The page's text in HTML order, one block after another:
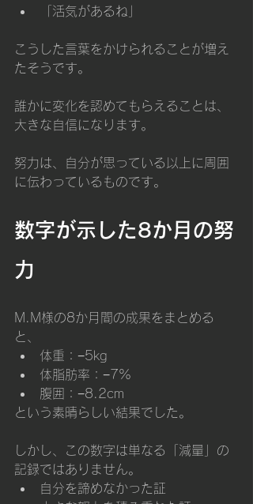
「活気があるね」
こうした言葉をかけられることが増え
たそうです。
誰かに変化を認めてもらえることは、
大きな自信になります。
努力は、自分が思っている以上に周囲
に伝わっているものです。
数字が示した8か月の努
力
M.M様の8か月間の成果をまとめる
と、
体重：−5kg
体脂肪率：−7%
腹囲：−8.2cm
という素晴らしい結果でした。
しかし、この数字は単なる「減量」の
記録ではありません。
自分を諦めなかった証